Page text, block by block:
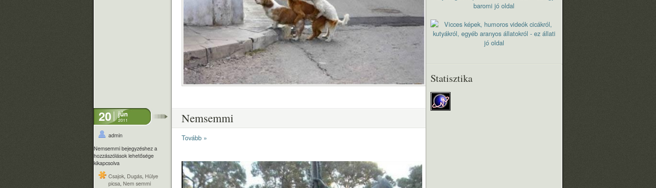
20 jún
2011
admin
Nemsemmi bejegyzéshez a
hozzászólások lehetősége
kikapcsolva
Csajok, Dugás, Hülye
picsa, Nem semmi
Nemsemmi
Tovább »
Statisztika